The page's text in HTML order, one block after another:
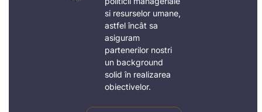
si resurselor umane,
astfel încât sa
asiguram
partenerilor nostri
un background
solid în realizarea
obiectivelor.